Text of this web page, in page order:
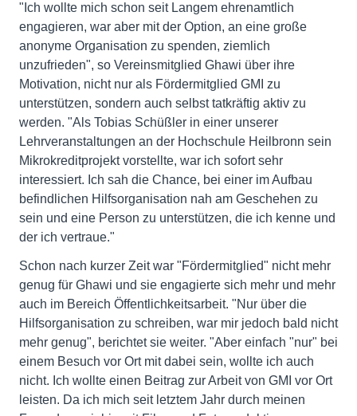
"Ich wollte mich schon seit Langem ehrenamtlich
engagieren, war aber mit der Option, an eine große
anonyme Organisation zu spenden, ziemlich
unzufrieden", so Vereinsmitglied Ghawi über ihre
Motivation, nicht nur als Fördermitglied GMI zu
unterstützen, sondern auch selbst tatkräftig aktiv zu
werden. "Als Tobias Schüßler in einer unserer
Lehrveranstaltungen an der Hochschule Heilbronn sein
Mikrokreditprojekt vorstellte, war ich sofort sehr
interessiert. Ich sah die Chance, bei einer im Aufbau
befindlichen Hilfsorganisation nah am Geschehen zu
sein und eine Person zu unterstützen, die ich kenne und
der ich vertraue."
Schon nach kurzer Zeit war "Fördermitglied" nicht mehr
genug für Ghawi und sie engagierte sich mehr und mehr
auch im Bereich Öffentlichkeitsarbeit. "Nur über die
Hilfsorganisation zu schreiben, war mir jedoch bald nicht
mehr genug", berichtet sie weiter. "Aber einfach "nur" bei
einem Besuch vor Ort mit dabei sein, wollte ich auch
nicht. Ich wollte einen Beitrag zur Arbeit von GMI vor Ort
leisten. Da ich mich seit letztem Jahr durch meinen